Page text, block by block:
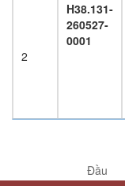
2
H38.131-
260527-
0001
Đầu